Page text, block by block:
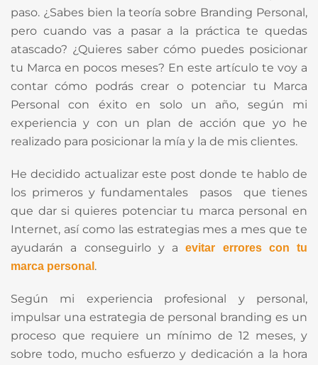
paso. ¿Sabes bien la teoría sobre Branding Personal,
pero cuando vas a pasar a la práctica te quedas
atascado? ¿Quieres saber cómo puedes posicionar
tu Marca en pocos meses? En este artículo te voy a
contar cómo podrás crear o potenciar tu Marca
Personal con éxito en solo un año, según mi
experiencia y con un plan de acción que yo he
realizado para posicionar la mía y la de mis clientes.
He decidido actualizar este post donde te hablo de
los primeros y fundamentales pasos que tienes
que dar si quieres potenciar tu marca personal en
Internet, así como las estrategias mes a mes que te
ayudarán a conseguirlo y aevitar errores con tu
marca personal .
Según mi experiencia profesional y personal,
impulsar una estrategia de personal branding es un
proceso que requiere un mínimo de 12 meses, y
sobre todo, mucho esfuerzo y dedicación a la hora